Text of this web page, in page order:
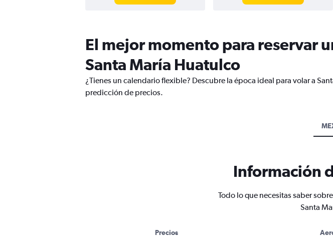
El mejor momento para reservar
Santa María Huatulco
¿Tienes un calendario flexible? Descubre la época ideal para volar a
predicción de precios.
Información
Todo lo que necesitas saber
Santa
Precios